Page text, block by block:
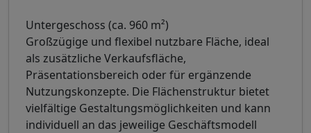
Untergeschoss (ca. 960 m²)
Großzügige und flexibel nutzbare Fläche, ideal
als zusätzliche Verkaufsfläche,
Präsentationsbereich oder für ergänzende
Nutzungskonzepte. Die Flächenstruktur bietet
vielfältige Gestaltungsmöglichkeiten und kann
individuell an das jeweilige Geschäftsmodell